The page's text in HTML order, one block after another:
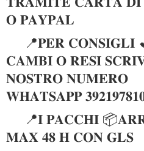
𝐎 𝐏𝐀𝐘𝐏𝐀𝐋
📍𝐏𝐄𝐑 𝐂𝐎𝐍𝐒𝐈𝐆𝐋𝐈
𝐂𝐀𝐌𝐁𝐈 𝐎 𝐑𝐄𝐒𝐈
𝐍𝐎𝐒𝐓𝐑𝐎 𝐍𝐔𝐌𝐄𝐑𝐎
𝐖𝐇𝐀𝐓𝐒𝐀𝐏𝐏
📍𝐈 𝐏𝐀𝐂𝐂𝐇𝐈
𝐌𝐀𝐗 𝟒𝟖 𝐇 𝐂𝐎𝐍 𝐆𝐋𝐒